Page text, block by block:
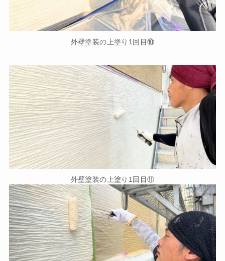
外壁塗装の上塗り1回目⑩
外壁塗装の上塗り1回目⑪